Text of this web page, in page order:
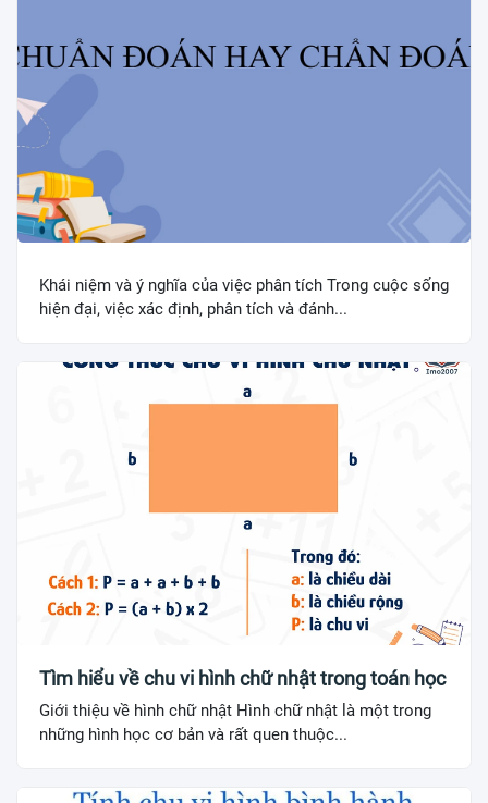
Khái niệm và ý nghĩa của việc phân tích Trong cuộc sống
hiện đại, việc xác định, phân tích và đánh...
Tìm hiểu về chu vi hình chữ nhật trong toán học
Giới thiệu về hình chữ nhật Hình chữ nhật là một trong
những hình học cơ bản và rất quen thuộc...